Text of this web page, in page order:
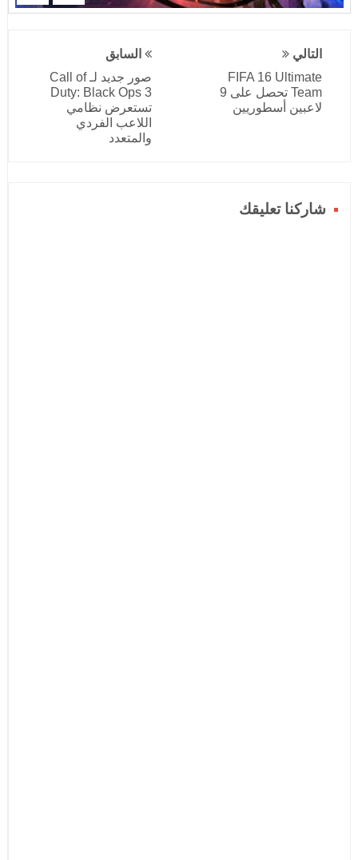
التالي
FIFA 16 Ultimate
Team تحصل على 9
لاعبين أسطوريين
السابق
صور جديد لـ Call of
Duty: Black Ops 3
تستعرض نظامي
اللاعب الفردي
والمتعدد
شاركنا تعليقك